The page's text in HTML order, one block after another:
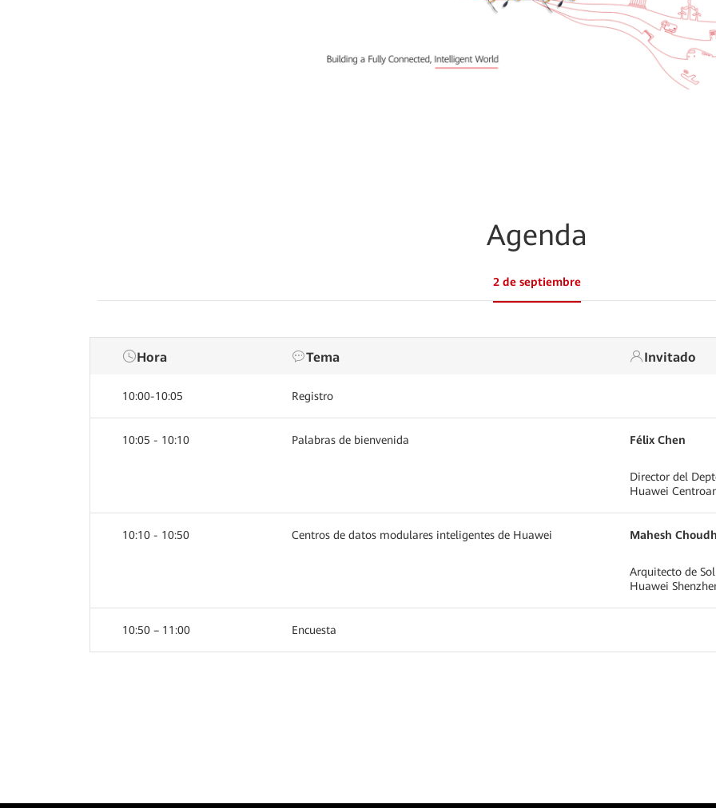
Agenda
2 de septiembre
Hora Tema Invitado
10:00-10:05 Registro
10:05 - 10:10 Palabras de bienvenida Félix Chen
Director del
Huawei
10:10 - 10:50 Centros de datos modulares inteligentes de Huawei Mahesh
Arquitecto de
Huawei
10:50 – 11:00 Encuesta